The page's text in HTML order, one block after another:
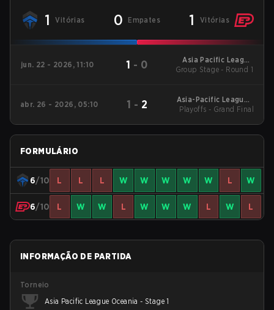
1 Vitórias 0 Empates 1 Vitórias
jun. 22 - 2026, 11:10 1 - 0
Asia Pacific League
Oceania - Stage 1
Group Stage - Round 1
abr. 26 - 2026, 05:10 1 - 2
Asia-Pacific League -
Asia-Pacific League
Playoffs - Grand Final
FORMULÁRIO
6/10 L L L W W W W W L W
6/10 L W W L W W W L W L
INFORMAÇÃO DE PARTIDA
Torneio
Asia Pacific League Oceania - Stage 1